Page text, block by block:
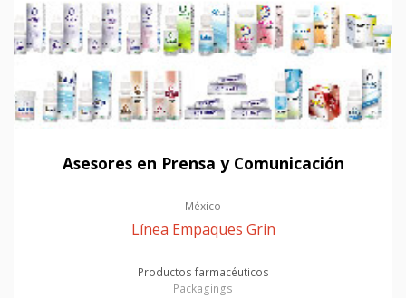
Asesores en Prensa y Comunicación
México
Línea Empaques Grin
Productos farmacéuticos
Packagings